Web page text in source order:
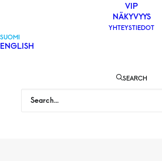
VIP
NÄKYVYYS
YHTEYSTIEDOT
SUOMI
ENGLISH
SEARCH